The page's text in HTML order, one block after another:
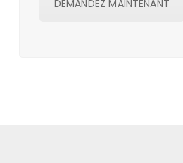
DEMANDEZ MAINTENANT